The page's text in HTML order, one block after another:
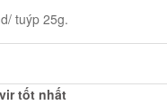
tuýp 25g.
tốt nhất